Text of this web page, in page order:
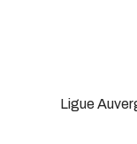
Ligue